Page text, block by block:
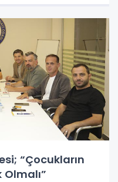
“Çocukların